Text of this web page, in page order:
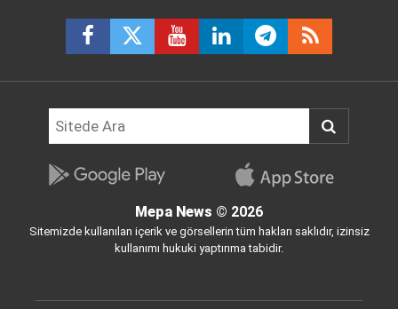
Mepa News © 2026
Sitemizde kullanılan içerik ve görsellerin tüm hakları saklıdır, izinsiz
kullanımı hukuki yaptırıma tabidir.